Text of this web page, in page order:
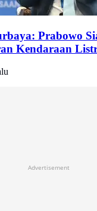
Prabowo
Kendaraan
Advertisement